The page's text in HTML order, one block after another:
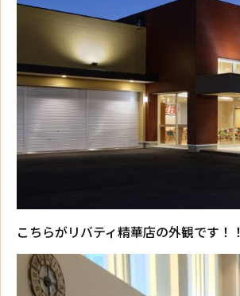
こちらがリバティ精華店の外観です！！